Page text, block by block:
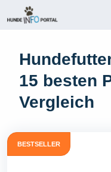
Inhalt
15 besten
Vergleich
BESTSELLER